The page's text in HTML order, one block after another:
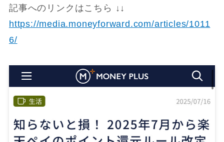
記事へのリンクはこちら ↓↓
https://media.moneyforward.com/articles/1011
6/